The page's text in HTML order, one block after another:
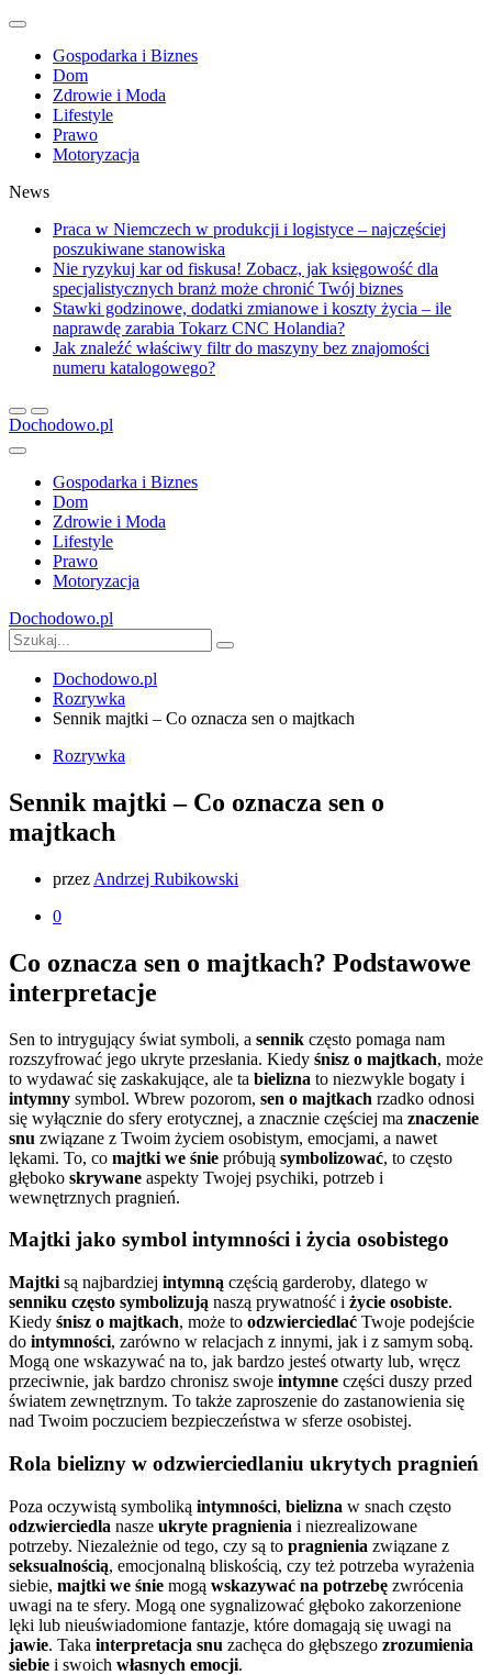
Gospodarka i Biznes
Dom
Zdrowie i Moda
Lifestyle
Prawo
Motoryzacja
News
Praca w Niemczech w produkcji i logistyce – najczęściej
poszukiwane stanowiska
Nie ryzykuj kar od fiskusa! Zobacz, jak księgowość dla
specjalistycznych branż może chronić Twój biznes
Stawki godzinowe, dodatki zmianowe i koszty życia – ile
naprawdę zarabia Tokarz CNC Holandia?
Jak znaleźć właściwy filtr do maszyny bez znajomości
numeru katalogowego?
Dochodowo.pl
Gospodarka i Biznes
Dom
Zdrowie i Moda
Lifestyle
Prawo
Motoryzacja
Dochodowo.pl
Dochodowo.pl
Rozrywka
Sennik majtki – Co oznacza sen o majtkach
Rozrywka
Sennik majtki – Co oznacza sen o
majtkach
przez Andrzej Rubikowski
0
Co oznacza sen o majtkach? Podstawowe
interpretacje
Sen to intrygujący świat symboli, a sennik często pomaga nam
rozszyfrować jego ukryte przesłania. Kiedy śnisz o majtkach, może
to wydawać się zaskakujące, ale ta bielizna to niezwykle bogaty i
intymny symbol. Wbrew pozorom, sen o majtkach rzadko odnosi
się wyłącznie do sfery erotycznej, a znacznie częściej ma znaczenie
snu związane z Twoim życiem osobistym, emocjami, a nawet
lękami. To, co majtki we śnie próbują symbolizować, to często
głęboko skrywane aspekty Twojej psychiki, potrzeb i
wewnętrznych pragnień.
Majtki jako symbol intymności i życia osobistego
Majtki są najbardziej intymną częścią garderoby, dlatego w
senniku często symbolizują naszą prywatność i życie osobiste.
Kiedy śnisz o majtkach, może to odzwierciedlać Twoje podejście
do intymności, zarówno w relacjach z innymi, jak i z samym sobą.
Mogą one wskazywać na to, jak bardzo jesteś otwarty lub, wręcz
przeciwnie, jak bardzo chronisz swoje intymne części duszy przed
światem zewnętrznym. To także zaproszenie do zastanowienia się
nad Twoim poczuciem bezpieczeństwa w sferze osobistej.
Rola bielizny w odzwierciedlaniu ukrytych pragnień
Poza oczywistą symboliką intymności, bielizna w snach często
odzwierciedla nasze ukryte pragnienia i niezrealizowane
potrzeby. Niezależnie od tego, czy są to pragnienia związane z
seksualnością, emocjonalną bliskością, czy też potrzeba wyrażenia
siebie, majtki we śnie mogą wskazywać na potrzebę zwrócenia
uwagi na te sfery. Mogą one sygnalizować głęboko zakorzenione
lęki lub nieuświadomione fantazje, które domagają się uwagi na
jawie. Taka interpretacja snu zachęca do głębszego zrozumienia
siebie i swoich własnych emocji.